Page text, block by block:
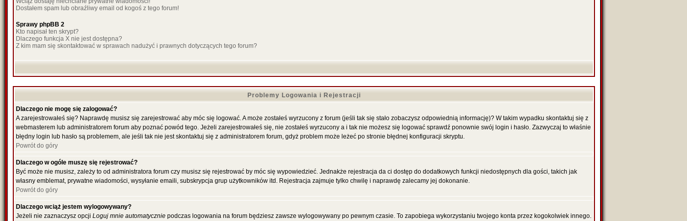
Dostałem spam lub obraźliwy email od kogoś z tego forum!
Sprawy phpBB 2
Kto napisał ten skrypt?
Dlaczego funkcja X nie jest dostępna?
Z kim mam się skontaktować w sprawach nadużyć i prawnych dotyczących tego forum?
Problemy Logowania i Rejestracji
Dlaczego nie mogę się zalogować?
A zarejestrowałeś się? Naprawdę musisz się zarejestrować aby móc się logować. A może zostałeś wyrzucony z forum (jeśli tak się stało zobaczysz odpowiednią informację)? W takim wypadku skontaktuj się z
webmasterem lub administratorem forum aby poznać powód tego. Jeżeli zarejestrowałeś się, nie zostałeś wyrzucony a i tak nie możesz się logować sprawdź ponownie swój login i hasło. Zazwyczaj to właśnie
błędny login lub hasło są problemem, ale jeśli tak nie jest skontaktuj się z administratorem forum, gdyż problem może leżeć po stronie błędnej konfiguracji skryptu.
Powrót do góry
Dlaczego w ogóle muszę się rejestrować?
Być może nie musisz, zależy to od administratora forum czy musisz się rejestrować by móc się wypowiedzieć. Jednakże rejestracja da ci dostęp do dodatkowych funkcji niedostępnych dla gości, takich jak
własny emblemat, prywatne wiadomości, wysyłanie emaili, subskrypcja grup użytkowników itd. Rejestracja zajmuje tylko chwilę i naprawdę zalecamy jej dokonanie.
Powrót do góry
Dlaczego wciąż jestem wylogowywany?
Jeżeli nie zaznaczysz opcji Loguj mnie automatycznie podczas logowania na forum będziesz zawsze wylogowywany po pewnym czasie. To zapobiega wykorzystaniu twojego konta przez kogokolwiek innego.